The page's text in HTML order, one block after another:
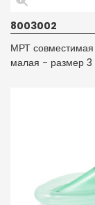
8003002
МРТ совместимая
малая - размер